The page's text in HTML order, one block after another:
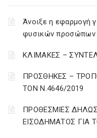
Άνοιξε η εφαρμογή
φυσικών προσώπων
ΚΛΙΜΑΚΕΣ –
ΠΡΟΣΘΗΚΕΣ –
ΤΟΝ Ν.4646/2019
ΠΡΟΘΕΣΜΙΕΣ
ΕΙΣΟΔΗΜΑΤΟΣ ΓΙΑ